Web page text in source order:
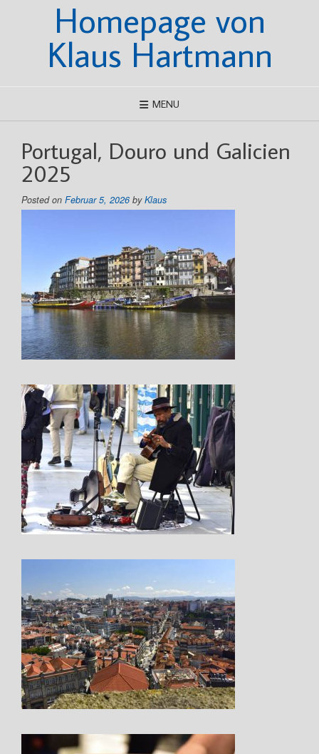
Homepage von
Klaus Hartmann
MENU
Portugal, Douro und Galicien
2025
Posted on Februar 5, 2026 byKlaus